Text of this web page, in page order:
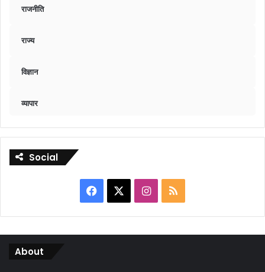
राजनीति
राज्य
विज्ञान
व्यापार
Social
Facebook Instagram
RSS
About